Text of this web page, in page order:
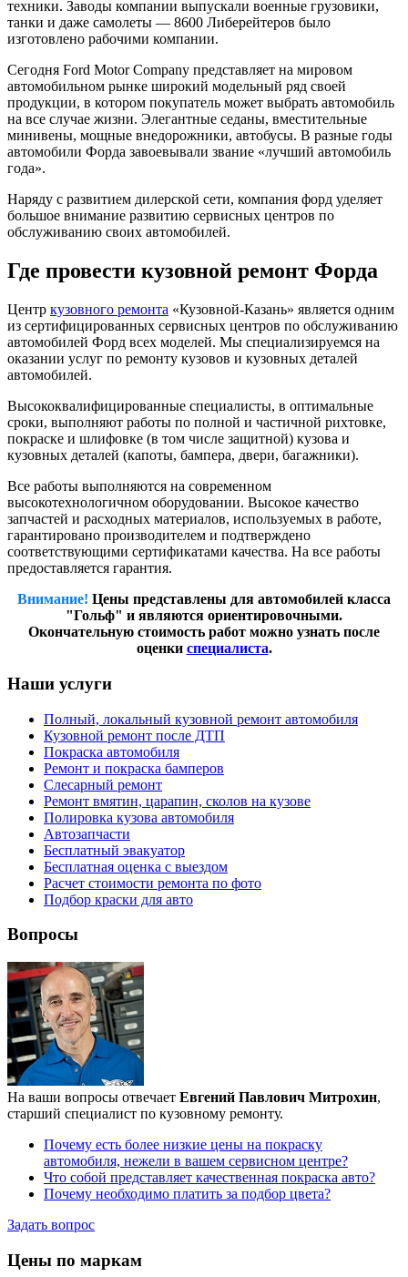
техники. Заводы компании выпускали военные грузовики,
танки и даже самолеты — 8600 Либерейтеров было
изготовлено рабочими компании.
Сегодня Ford Motor Company представляет на мировом
автомобильном рынке широкий модельный ряд своей
продукции, в котором покупатель может выбрать автомобиль
на все случае жизни. Элегантные седаны, вместительные
минивены, мощные внедорожники, автобусы. В разные годы
автомобили Форда завоевывали звание «лучший автомобиль
года».
Наряду с развитием дилерской сети, компания форд уделяет
большое внимание развитию сервисных центров по
обслуживанию своих автомобилей.
Где провести кузовной ремонт Форда
Центр кузовного ремонта «Кузовной-Казань» является одним
из сертифицированных сервисных центров по обслуживанию
автомобилей Форд всех моделей. Мы специализируемся на
оказании услуг по ремонту кузовов и кузовных деталей
автомобилей.
Высококвалифицированные специалисты, в оптимальные
сроки, выполняют работы по полной и частичной рихтовке,
покраске и шлифовке (в том числе защитной) кузова и
кузовных деталей (капоты, бампера, двери, багажники).
Все работы выполняются на современном
высокотехнологичном оборудовании. Высокое качество
запчастей и расходных материалов, используемых в работе,
гарантировано производителем и подтверждено
соответствующими сертификатами качества. На все работы
предоставляется гарантия.
Внимание! Цены представлены для автомобилей класса
"Гольф" и являются ориентировочными.
Окончательную стоимость работ можно узнать после
оценки специалиста.
Наши услуги
Полный, локальный кузовной ремонт автомобиля
Кузовной ремонт после ДТП
Покраска автомобиля
Ремонт и покраска бамперов
Слесарный ремонт
Ремонт вмятин, царапин, сколов на кузове
Полировка кузова автомобиля
Автозапчасти
Бесплатный эвакуатор
Бесплатная оценка с выездом
Расчет стоимости ремонта по фото
Подбор краски для авто
Вопросы
На ваши вопросы отвечает Евгений Павлович Митрохин,
старший специалист по кузовному ремонту.
Почему есть более низкие цены на покраску
автомобиля, нежели в вашем сервисном центре?
Что собой представляет качественная покраска авто?
Почему необходимо платить за подбор цвета?
Задать вопрос
Цены по маркам